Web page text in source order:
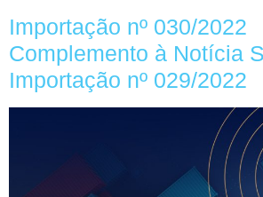
Importação nº 030/2022
Complemento à Notícia
Importação nº 029/2022